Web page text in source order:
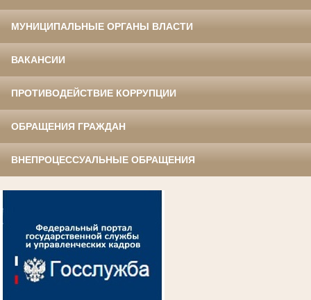
МУНИЦИПАЛЬНЫЕ ОРГАНЫ ВЛАСТИ
ВАКАНСИИ
ПРОТИВОДЕЙСТВИЕ КОРРУПЦИИ
ОБРАЩЕНИЯ ГРАЖДАН
ВНЕПРОЦЕССУАЛЬНЫЕ ОБРАЩЕНИЯ